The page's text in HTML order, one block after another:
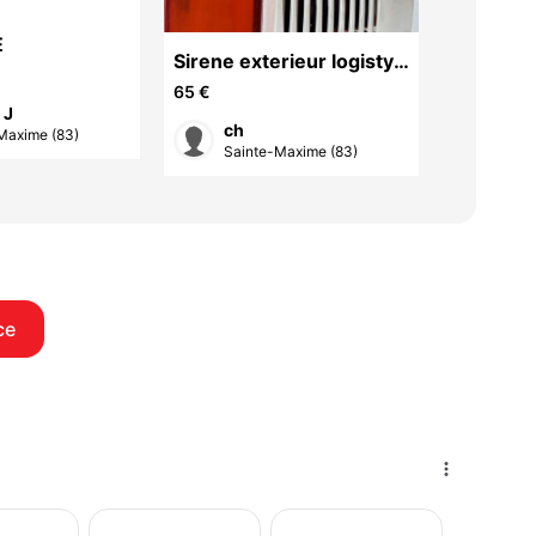
(83)
Sirene exterieur logisty
diagral daitem
65 €
ch
Sainte-Maxime (83)